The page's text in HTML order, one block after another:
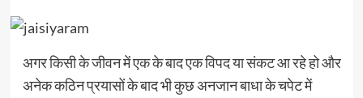
अगर किसी के जीवन में एक के बाद एक विपद या संकट आ रहे हो और
अनेक कठिन प्रयासों के बाद भी कुछ अनजान बाधा के चपेट में